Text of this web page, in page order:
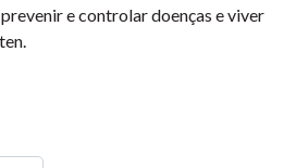
e controlar doenças e viver